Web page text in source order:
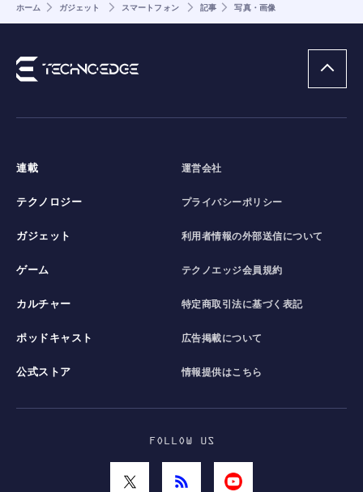
ホーム ガジェット スマートフォン 記事 写真・画像
連載
テクノロジー
ガジェット
ゲーム
カルチャー
ポッドキャスト
公式ストア
運営会社
プライバシーポリシー
利用者情報の外部送信について
テクノエッジ会員規約
特定商取引法に基づく表記
広告掲載について
情報提供はこちら
FOLLOW US